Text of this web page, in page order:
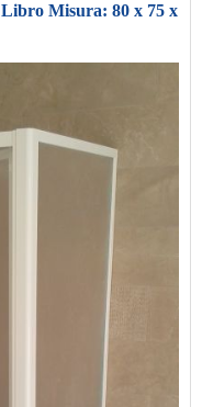
Misura: 80 x 75 x